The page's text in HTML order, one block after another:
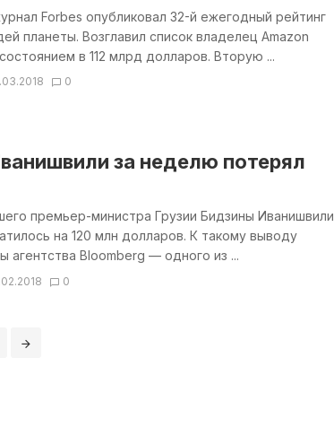
Forbes опубликовал 32-й ежегодный рейтинг
планеты. Возглавил список владелец Amazon
в 112 млрд долларов. Вторую ...
0
за неделю потерял
премьер-министра Грузии Бидзины Иванишвили
на 120 млн долларов. К такому выводу
агентства Bloomberg — одного из ...
0